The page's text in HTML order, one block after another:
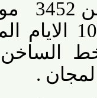
الساخن
.